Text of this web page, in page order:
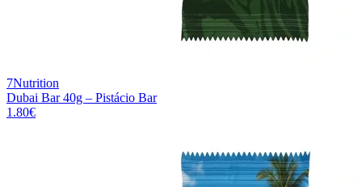
7Nutrition
Dubai Bar 40g – Pistácio Bar
1.80€